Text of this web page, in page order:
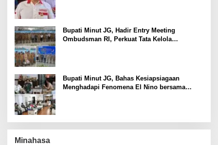
Bupati Minut JG, Hadir Entry Meeting
Ombudsman RI, Perkuat Tata Kelola
Bupati Minut JG, Bahas Kesiapsiagaan
Menghadapi Fenomena El Nino bersama
Minahasa